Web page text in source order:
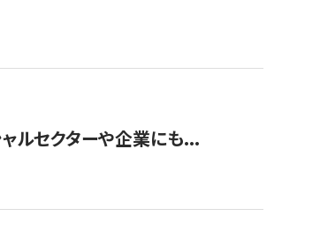
ルセクターや企業にも...